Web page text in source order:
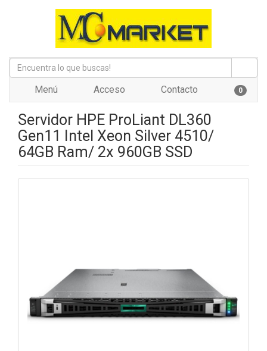
Menú Acceso Contacto 0
Servidor HPE ProLiant DL360
Gen11 Intel Xeon Silver 4510/
64GB Ram/ 2x 960GB SSD